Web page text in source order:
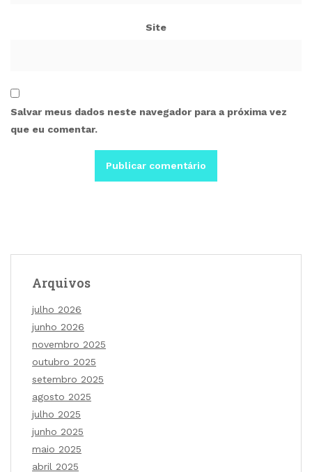
Site
Salvar meus dados neste navegador para a próxima vez
que eu comentar.
Arquivos
julho 2026
junho 2026
novembro 2025
outubro 2025
setembro 2025
agosto 2025
julho 2025
junho 2025
maio 2025
abril 2025